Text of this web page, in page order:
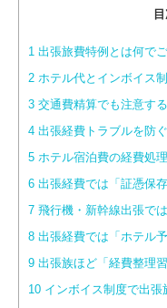
1 出張旅費特例とは何で
2 ホテル代とインボイス
3 交通費精算でも注意す
4 出張経費トラブルを防
5 ホテル宿泊費の経費処
6 出張経費では「証憑保
7 飛行機・新幹線出張で
8 出張経費では「ホテル
9 出張族ほど「経費整理
10 インボイス制度で出